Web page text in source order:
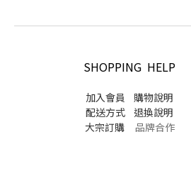
SHOPPING HELP
加入會員
購物說明
配送方式
退換說明
大宗訂購品牌合作